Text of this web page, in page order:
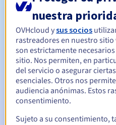
Período de redención
Notificaciones
Emails de aviso:60, 30, 15, 7 y
vencimiento
Email el día del vencimiento
del nombre de dominio
nuestra
OVHcloud ysus socios
rastreadores en nuestro
son estrictamente
sitio. Nos permiten, en
del servicio o asegurar
esenciales. Otros nos
audiencia anónimas. Estos
consentimiento.
Sujeto a su consentimiento,